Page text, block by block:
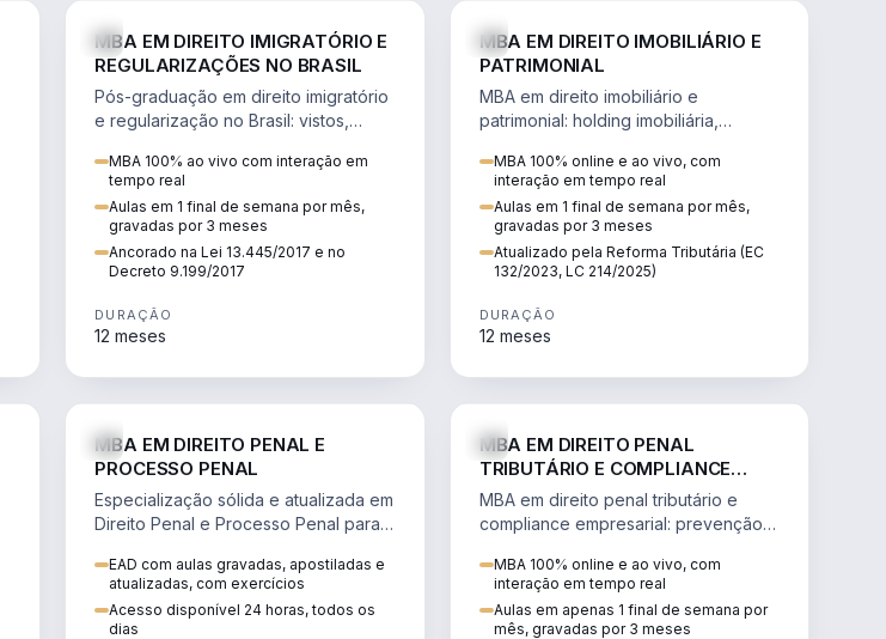
MBA EM DIREITO IMIGRATÓRIO E
REGULARIZAÇÕES NO BRASIL
Pós-graduação em direito imigratório
e regularização no Brasil: vistos,
tributação do imigrante.
MBA 100% ao vivo com interação em
tempo real
Aulas em 1 final de semana por mês,
gravadas por 3 meses
Ancorado na Lei 13.445/2017 e no
Decreto 9.199/2017
DURAÇÃO
12 meses
MBA EM DIREITO IMOBILIÁRIO E
PATRIMONIAL
MBA em direito imobiliário e
patrimonial: holding imobiliária,
contratos e impactos da Reforma
Tributária.
MBA 100% online e ao vivo, com
interação em tempo real
Aulas em 1 final de semana por mês,
gravadas por 3 meses
Atualizado pela Reforma Tributária (EC
132/2023, LC 214/2025)
DURAÇÃO
12 meses
MBA EM DIREITO PENAL E
PROCESSO PENAL
Especialização sólida e atualizada em
Direito Penal e Processo Penal para a
jurídicos.
EAD com aulas gravadas, apostiladas e
atualizadas, com exercícios
Acesso disponível 24 horas, todos os
dias
MBA EM DIREITO PENAL
TRIBUTÁRIO E COMPLIANCE
EMPRESARIAL
MBA em direito penal tributário e
compliance empresarial: prevenção à
tributários e auditoria.
MBA 100% online e ao vivo, com
interação em tempo real
Aulas em apenas 1 final de semana por
mês, gravadas por 3 meses